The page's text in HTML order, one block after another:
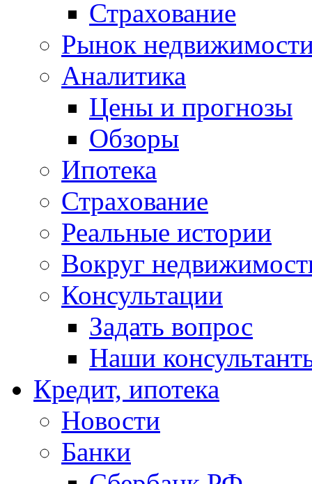
Страхование
Рынок
Аналитика
Цены и прогнозы
Обзоры
Ипотека
Страхование
Реальные истории
Вокруг
Консультации
Задать вопрос
Наши
Кредит, ипотека
Новости
Банки